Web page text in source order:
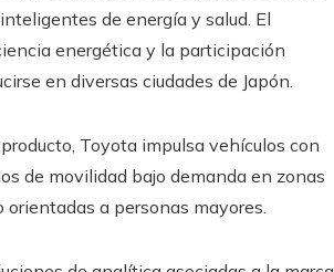
de energía y salud. El
energética y la participación
en diversas ciudades de Japón.
Toyota impulsa vehículos con
de movilidad bajo demanda en zonas
a personas mayores.